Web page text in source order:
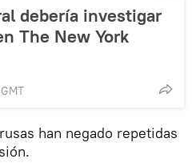
debería investigar
The New York
han negado repetidas